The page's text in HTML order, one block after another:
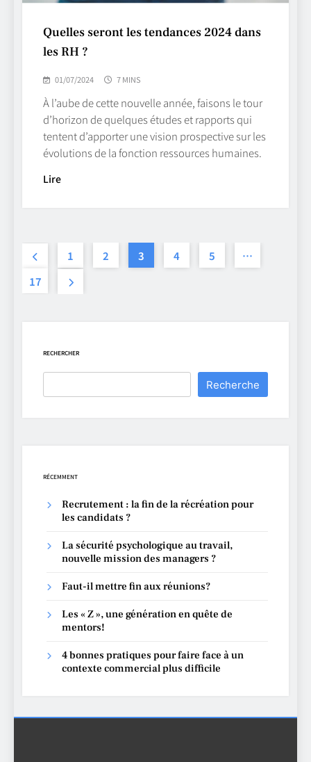
Quelles seront les tendances 2024 dans
les RH ?
01/07/2024 7 MINS
À l’aube de cette nouvelle année, faisons le tour
d’horizon de quelques études et rapports qui
tentent d’apporter une vision prospective sur les
évolutions de la fonction ressources humaines.
Lire
1 2 3 4 5
…
17
RECHERCHER
Recherche
RÉCEMMENT
Recrutement : la fin de la récréation pour
les candidats ?
La sécurité psychologique au travail,
nouvelle mission des managers ?
Faut-il mettre fin aux réunions?
Les « Z », une génération en quête de
mentors!
4 bonnes pratiques pour faire face à un
contexte commercial plus difficile